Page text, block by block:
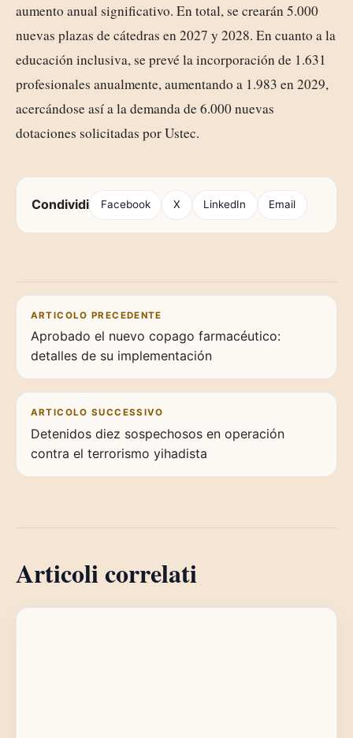
aumento anual significativo. En total, se crearán 5.000
nuevas plazas de cátedras en 2027 y 2028. En cuanto a la
educación inclusiva, se prevé la incorporación de 1.631
profesionales anualmente, aumentando a 1.983 en 2029,
acercándose así a la demanda de 6.000 nuevas
dotaciones solicitadas por Ustec.
Condividi Facebook X LinkedIn Email
Navigazione articoli
ARTICOLO PRECEDENTE
Aprobado el nuevo copago farmacéutico:
detalles de su implementación
ARTICOLO SUCCESSIVO
Detenidos diez sospechosos en operación
contra el terrorismo yihadista
Articoli correlati